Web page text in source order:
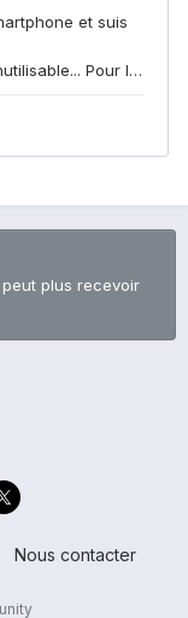
plus recevoir
Nous contacter